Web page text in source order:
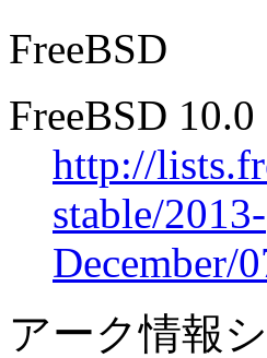
FreeBSD
FreeBSD 10.0
http://
stable/2013-
December/
アーク情報